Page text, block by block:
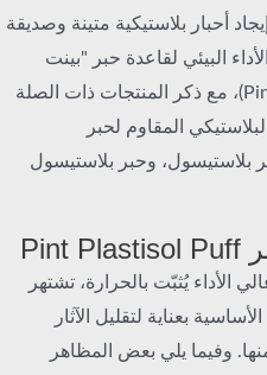
أحبار بلاستيكية متينة وصديقة
البيئي لقاعدة حبر "بينت
بلاستيسول باف" (Pint Plastisol Puff Ink Base)، مع ذكر المنتجات ذات الصلة
المقاوم لحبر
بلاستيسول، وحبر بلاستيسول
الأداء يُثبّت بالحرارة، تشتهر
بعناية لتقليل الآثار
وفيما يلي بعض المظاهر